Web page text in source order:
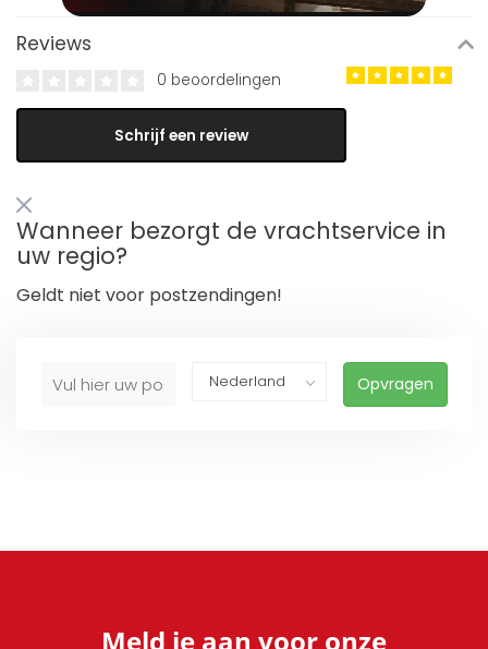
Reviews
0 beoordelingen
Schrijf een review
Wanneer bezorgt de vrachtservice in
uw regio?
Geldt niet voor postzendingen!
Opvragen
Meld je aan voor onze